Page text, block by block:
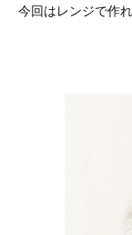
今回はレンジで作